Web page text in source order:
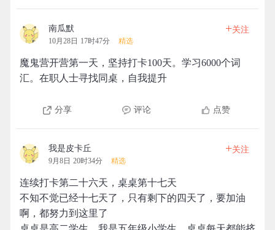
南瓜默
10月28日 17时47分 精选
+关注
魔鬼营开营第一天，坚持打卡100天。学习6000个词
汇。在职人士寻找同桌，自我提升
分享 评论 点赞
我是皮卡丘
9月8日 20时34分 精选
+关注
连续打卡第二十六天，桌桌第十七天
不知不觉已经十七天了，只有剩下的四天了，要加油
啊，都努力到这里了